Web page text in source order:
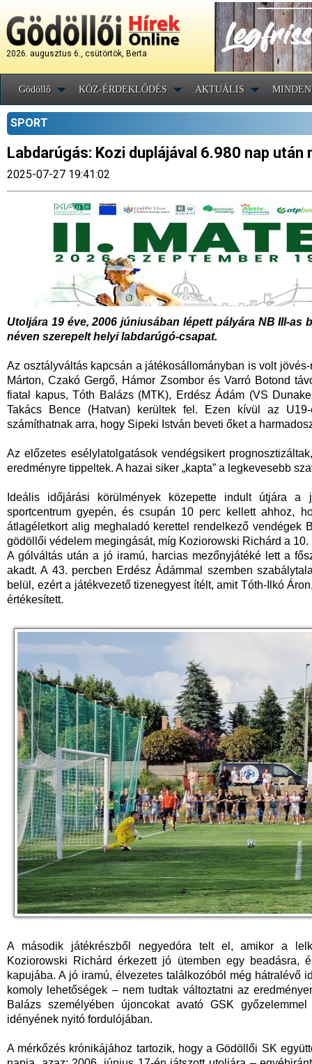
2026. augusztus 6., csütörtök, Berta
Gödöllő KÖZ-ÉRDEKLŐDÉS AKTUÁLIS
SPORT
Labdarúgás: Kozi duplájával 6.980 nap
2025-07-27 19:41:02
Utoljára 19 éve, 2006 júniusában lépett pályára NB III-
néven szerepelt helyi labdarúgó-csapat.
Az osztályváltás kapcsán a játékosállományban is volt
Márton, Czakó Gergő, Hámor Zsombor és Varró Botond
fiatal kapus, Tóth Balázs (MTK), Erdész Ádám (VS
Takács Bence (Hatvan) kerültek fel. Ezen kívül az
számíthatnak arra, hogy Sipeki István beveti őket a
Az előzetes esélylatolgatások vendégsikert
eredményre tippeltek. A hazai siker „kapta” a legkevesebb
Ideális időjárási körülmények közepette indult útjára
sportcentrum gyepén, és csupán 10 perc kellett ahhoz,
átlagéletkort alig meghaladó kerettel rendelkező vendégek
gödöllői védelem megingását, míg Koziorowski Richárd a
A gólváltás után a jó iramú, harcias mezőnyjátéké lett a
akadt. A 43. percben Erdész Ádámmal szemben
belül, ezért a játékvezető tizenegyest ítélt, amit Tóth-Ilkó
értékesített.
A második játékrészből negyedóra telt el, amikor a
Koziorowski Richárd érkezett jó ütemben egy beadásra,
kapujába. A jó iramú, élvezetes találkozóból még hátralévő
komoly lehetőségek – nem tudtak változtatni az
Balázs személyében újoncokat avató GSK
idényének nyitó fordulójában.
A mérkőzés krónikájához tartozik, hogy a Gödöllői SK